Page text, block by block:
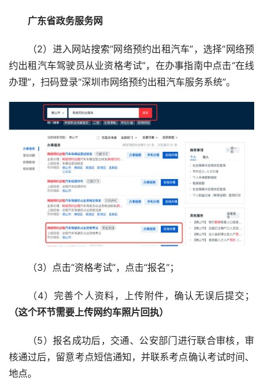
广东省政务服务网
（2）进入网站搜索“网络预约出租汽车”，选择“网络预
约出租汽车驾驶员从业资格考试”，在办事指南中点击“在线
办理”，扫码登录“深圳市网络预约出租汽车服务系统”。
（3）点击“资格考试”，点击“报名”；
（4）完善个人资料，上传附件，确认无误后提交；
（这个环节需要上传网约车照片回执）
（5）报名成功后，交通、公安部门进行联合审核，审
核通过后，留意考点短信通知，并联系考点确认考试时间、
地点。